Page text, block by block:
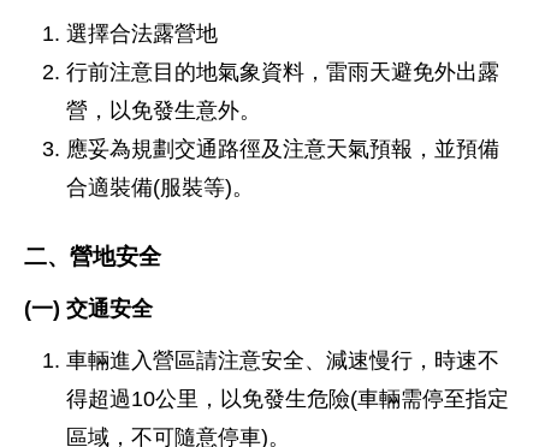
選擇合法露營地
行前注意目的地氣象資料，雷雨天避免外出露
營，以免發生意外。
應妥為規劃交通路徑及注意天氣預報，並預備
合適裝備(服裝等)。
二、營地安全
(一) 交通安全
車輛進入營區請注意安全、減速慢行，時速不
得超過10公里，以免發生危險(車輛需停至指定
區域，不可隨意停車)。